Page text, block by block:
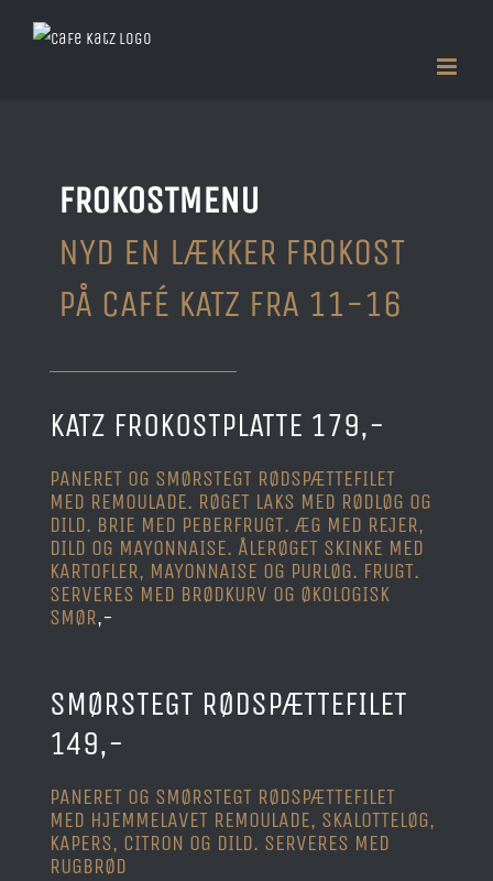
FROKOSTMENU
NYD EN LÆKKER FROKOST
PÅ CAFÉ KATZ FRA 11-16
KATZ FROKOSTPLATTE 179,-
PANERET OG SMØRSTEGT RØDSPÆTTEFILET
MED REMOULADE. RØGET LAKS MED RØDLØG OG
DILD. BRIE MED PEBERFRUGT. ÆG MED REJER,
DILD OG MAYONNAISE. ÅLERØGET SKINKE MED
KARTOFLER, MAYONNAISE OG PURLØG. FRUGT.
SERVERES MED BRØDKURV OG ØKOLOGISK
SMØR,-
SMØRSTEGT RØDSPÆTTEFILET
149,-
PANERET OG SMØRSTEGT RØDSPÆTTEFILET
MED HJEMMELAVET REMOULADE, SKALOTTELØG,
KAPERS, CITRON OG DILD. SERVERES MED
RUGBRØD